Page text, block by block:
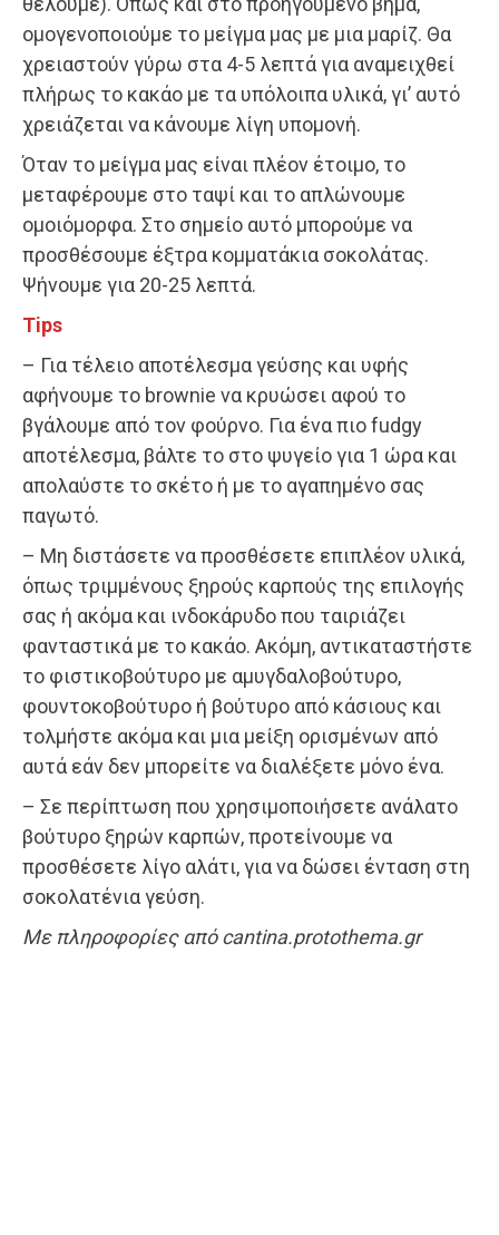
ομογενοποιούμε το μείγμα μας με μια μαρίζ. Θα
χρειαστούν γύρω στα 4-5 λεπτά για αναμειχθεί
πλήρως το κακάο με τα υπόλοιπα υλικά, γι’ αυτό
χρειάζεται να κάνουμε λίγη υπομονή.
Όταν το μείγμα μας είναι πλέον έτοιμο, το
μεταφέρουμε στο ταψί και το απλώνουμε
ομοιόμορφα. Στο σημείο αυτό μπορούμε να
προσθέσουμε έξτρα κομματάκια σοκολάτας.
Ψήνουμε για 20-25 λεπτά.
Tips
– Για τέλειο αποτέλεσμα γεύσης και υφής
αφήνουμε το brownie να κρυώσει αφού το
βγάλουμε από τον φούρνο. Για ένα πιο fudgy
αποτέλεσμα, βάλτε το στο ψυγείο για 1 ώρα και
απολαύστε το σκέτο ή με το αγαπημένο σας
παγωτό.
– Μη διστάσετε να προσθέσετε επιπλέον υλικά,
όπως τριμμένους ξηρούς καρπούς της επιλογής
σας ή ακόμα και ινδοκάρυδο που ταιριάζει
φανταστικά με το κακάο. Ακόμη, αντικαταστήστε
το φιστικοβούτυρο με αμυγδαλοβούτυρο,
φουντοκοβούτυρο ή βούτυρο από κάσιους και
τολμήστε ακόμα και μια μείξη ορισμένων από
αυτά εάν δεν μπορείτε να διαλέξετε μόνο ένα.
– Σε περίπτωση που χρησιμοποιήσετε ανάλατο
βούτυρο ξηρών καρπών, προτείνουμε να
προσθέσετε λίγο αλάτι, για να δώσει ένταση στη
σοκολατένια γεύση.
Με πληροφορίες από cantina.protothema.gr